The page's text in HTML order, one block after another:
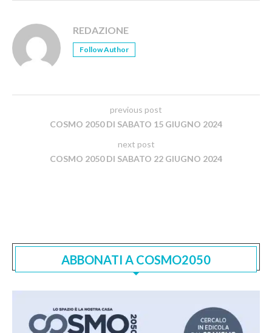
REDAZIONE
Follow Author
previous post
COSMO 2050 DI SABATO 15 GIUGNO 2024
next post
COSMO 2050 DI SABATO 22 GIUGNO 2024
ABBONATI A COSMO2050